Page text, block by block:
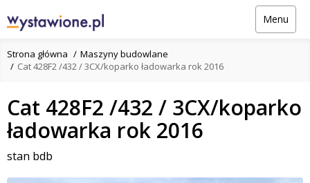
Menu
Strona główna
Maszyny budowlane
Cat 428F2 /432 / 3CX/koparko ładowarka rok 2016
Cat 428F2 /432 / 3CX/koparko
ładowarka rok 2016
stan bdb